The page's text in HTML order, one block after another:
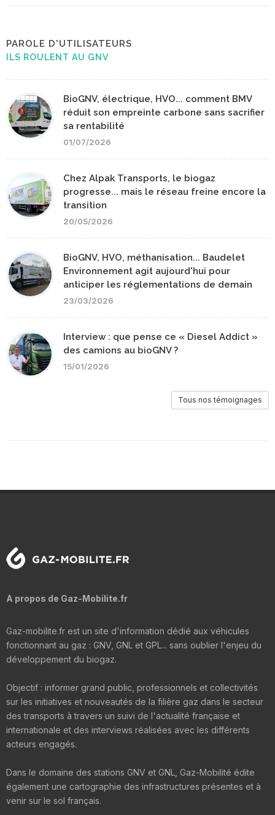
PAROLE D'UTILISATEURS
ILS ROULENT AU GNV
BioGNV, électrique, HVO... comment BMV
réduit son empreinte carbone sans sacrifier
sa rentabilité
01/07/2026
Chez Alpak Transports, le biogaz
progresse... mais le réseau freine encore la
transition
20/05/2026
BioGNV, HVO, méthanisation... Baudelet
Environnement agit aujourd'hui pour
anticiper les réglementations de demain
23/03/2026
Interview : que pense ce « Diesel Addict »
des camions au bioGNV ?
15/01/2026
Tous nos témoignages
A propos de Gaz-Mobilite.fr
Gaz-mobilite.fr est un site d'information dédié aux véhicules
fonctionnant au gaz : GNV, GNL et GPL... sans oublier l'enjeu du
développement du biogaz.
Objectif : informer grand public, professionnels et collectivités
sur les initiatives et nouveautés de la filière gaz dans le secteur
des transports à travers un suivi de l'actualité française et
internationale et des interviews réalisées avec les différents
acteurs engagés.
Dans le domaine des stations GNV et GNL, Gaz-Mobilité édite
également une cartographie des infrastructures présentes et à
venir sur le sol français.